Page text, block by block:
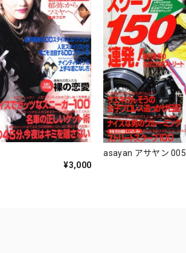
¥3,000
asayan アサヤン 005